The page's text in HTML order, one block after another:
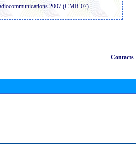
2007 (CMR-07)
Contacts